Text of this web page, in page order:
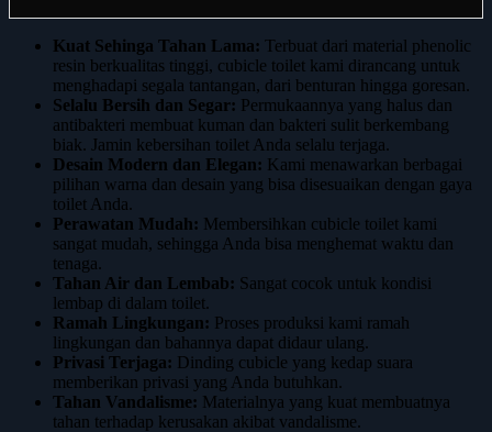
Kuat Sehinga Tahan Lama: Terbuat dari material phenolic
resin berkualitas tinggi, cubicle toilet kami dirancang untuk
menghadapi segala tantangan, dari benturan hingga goresan.
Selalu Bersih dan Segar: Permukaannya yang halus dan
antibakteri membuat kuman dan bakteri sulit berkembang
biak. Jamin kebersihan toilet Anda selalu terjaga.
Desain Modern dan Elegan: Kami menawarkan berbagai
pilihan warna dan desain yang bisa disesuaikan dengan gaya
toilet Anda.
Perawatan Mudah: Membersihkan cubicle toilet kami
sangat mudah, sehingga Anda bisa menghemat waktu dan
tenaga.
Tahan Air dan Lembab: Sangat cocok untuk kondisi
lembap di dalam toilet.
Ramah Lingkungan: Proses produksi kami ramah
lingkungan dan bahannya dapat didaur ulang.
Privasi Terjaga: Dinding cubicle yang kedap suara
memberikan privasi yang Anda butuhkan.
Tahan Vandalisme: Materialnya yang kuat membuatnya
tahan terhadap kerusakan akibat vandalisme.